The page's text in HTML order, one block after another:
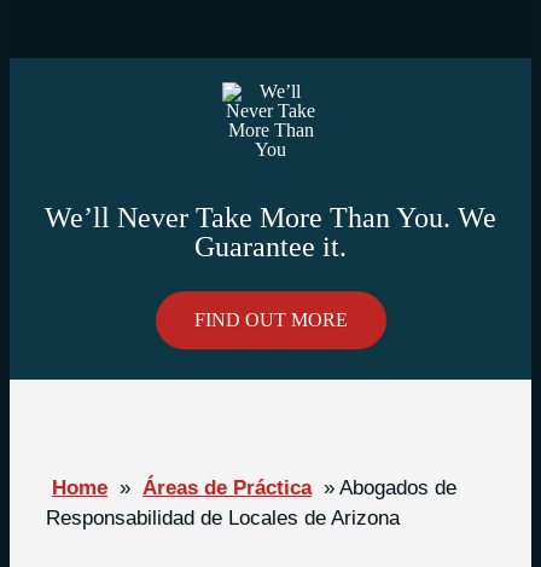
We’ll Never Take More Than You. We
Guarantee it.
FIND OUT MORE
Home » Áreas de Práctica » Abogados de
Responsabilidad de Locales de Arizona